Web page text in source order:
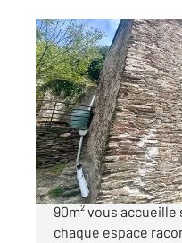
CAUDEBRONDE 11
88 m2, 4 pièces
Ref : 29248
Maison à vendre
80
Au cœur de
90m² vous
chaque espace